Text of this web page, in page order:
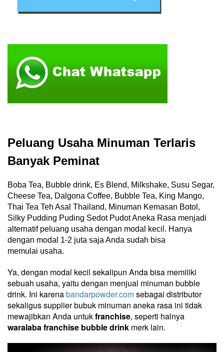
Peluang Usaha Minuman Terlaris
Banyak Peminat
Boba Tea, Bubble drink, Es Blend, Milkshake, Susu Segar,
Cheese Tea, Dalgona Coffee, Bubble Tea, King Mango,
Thai Tea Teh Asal Thailand, Minuman Kemasan Botol,
Silky Pudding Puding Sedot Pudot Aneka Rasa menjadi
alternatif peluang usaha dengan modal kecil. Hanya
dengan modal 1-2 juta saja Anda sudah bisa
memulai usaha.
Ya, dengan modal kecil sekalipun Anda bisa memiliki
sebuah usaha, yaitu dengan menjual minuman bubble
drink. Ini karenabandarpowder.comsebagai distributor
sekaligus supplier bubuk minuman aneka rasa ini tidak
mewajibkan Anda untukfranchise, seperti halnya
waralabafranchise bubble drink merk lain.